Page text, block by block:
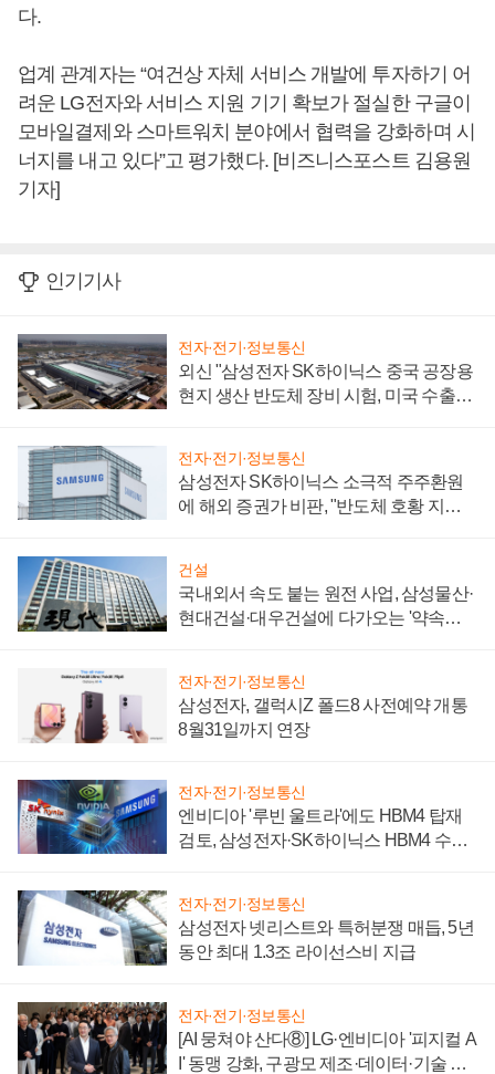
다.
업계 관계자는 “여건상 자체 서비스 개발에 투자하기 어
려운 LG전자와 서비스 지원 기기 확보가 절실한 구글이
모바일결제와 스마트워치 분야에서 협력을 강화하며 시
너지를 내고 있다”고 평가했다. [비즈니스포스트 김용원
기자]
인기기사
전자·전기·정보통신
외신 "삼성전자 SK하이닉스 중국 공장용
현지 생산 반도체 장비 시험, 미국 수출통
전자·전기·정보통신
삼성전자 SK하이닉스 소극적 주주환원
에 해외 증권가 비판, "반도체 호황 지속
건설
국내외서 속도 붙는 원전 사업, 삼성물산·
현대건설·대우건설에 다가오는 '약속의
전자·전기·정보통신
삼성전자, 갤럭시Z 폴드8 사전예약 개통
8월31일까지 연장
전자·전기·정보통신
엔비디아 '루빈 울트라'에도 HBM4 탑재
검토, 삼성전자·SK하이닉스 HBM4 수율
전자·전기·정보통신
삼성전자 넷리스트와 특허분쟁 매듭, 5년
동안 최대 1.3조 라이선스비 지급
전자·전기·정보통신
[AI 뭉쳐야 산다⑧] LG·엔비디아 '피지컬 A
I' 동맹 강화, 구광모 제조·데이터·기술 결